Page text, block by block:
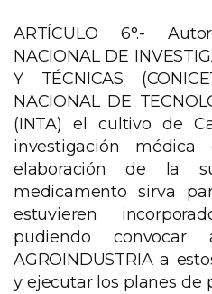
ARTÍCULO 6°.-
NACIONAL DE
Y TÉCNICAS
NACIONAL DE
(INTA) el cultivo de
investigación
elaboración de la
medicamento sirva
estuvieren
pudiendo convocar
AGROINDUSTRIA a
y ejecutar los planes de